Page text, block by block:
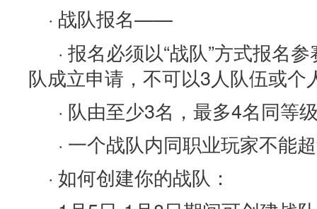
· 战队报名——
· 报名必须以“战队”方式报名
队成立申请，不可以3人队伍或个
· 队由至少3名，最多4名同等
· 一个战队内同职业玩家不能
· 如何创建你的战队：